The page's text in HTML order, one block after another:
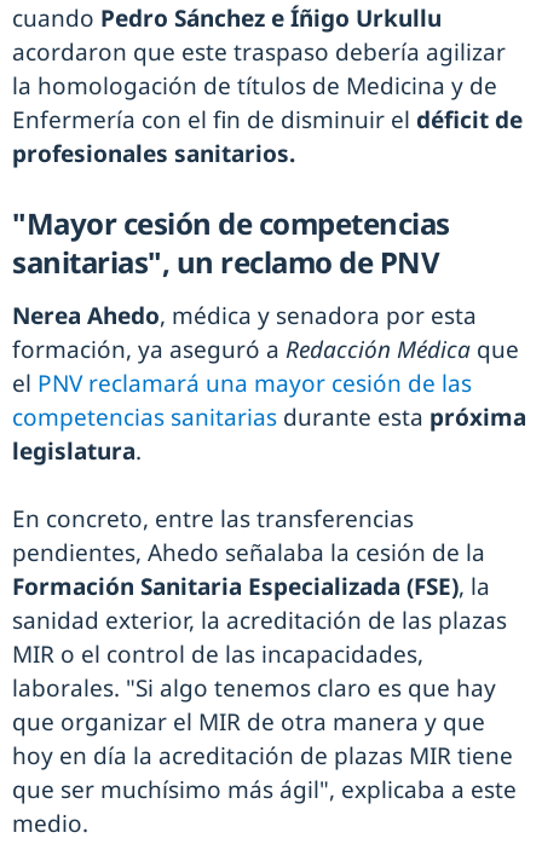
cuando Pedro Sánchez e Íñigo Urkullu
acordaron que este traspaso debería agilizar
la homologación de títulos de Medicina y de
Enfermería con el fin de disminuir el déficit de
profesionales sanitarios.
"Mayor cesión de competencias
sanitarias", un reclamo de PNV
Nerea Ahedo, médica y senadora por esta
formación, ya aseguró a Redacción Médica que
el PNV reclamará una mayor cesión de las
competencias sanitarias durante esta próxima
legislatura.
En concreto, entre las transferencias
pendientes, Ahedo señalaba la cesión de la
Formación Sanitaria Especializada (FSE), la
sanidad exterior, la acreditación de las plazas
MIR o el control de las incapacidades,
laborales. "Si algo tenemos claro es que hay
que organizar el MIR de otra manera y que
hoy en día la acreditación de plazas MIR tiene
que ser muchísimo más ágil", explicaba a este
medio.